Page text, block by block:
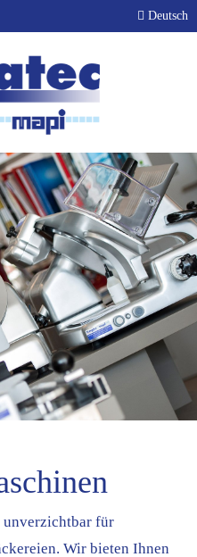
Deutsch
unverzichtbar für
Wir bieten Ihnen